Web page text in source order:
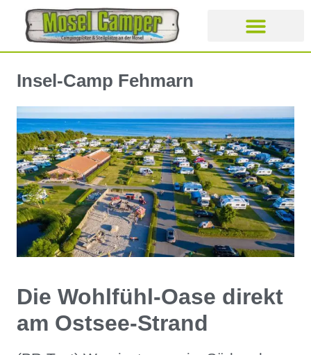
Insel-Camp Fehmarn
Die Wohlfühl-Oase direkt
am Ostsee-Strand